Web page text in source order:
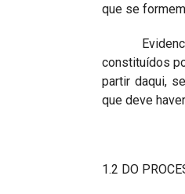
que se
constituídos
partir daqui,
que deve
1.2 DO